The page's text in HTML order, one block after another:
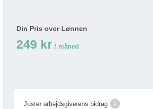
Din Pris over Lønnen
249 kr / måned
Juster arbejdsgiverens bidrag i